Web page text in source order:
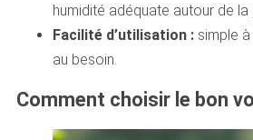
humidité adéquate autour de la
Facilité d’utilisation :simple à
au besoin.
Comment choisir le bon